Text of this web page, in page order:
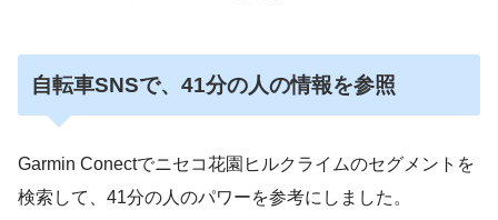
自転車SNSで、41分の人の情報を参照
Garmin Conectでニセコ花園ヒルクライムのセグメントを
検索して、41分の人のパワーを参考にしました。